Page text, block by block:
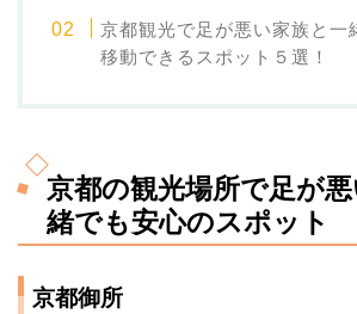
京都観光で足が悪い家族と一
移動できるスポット５選！
京都の観光場所で足が
緒でも安心のスポット
京都御所